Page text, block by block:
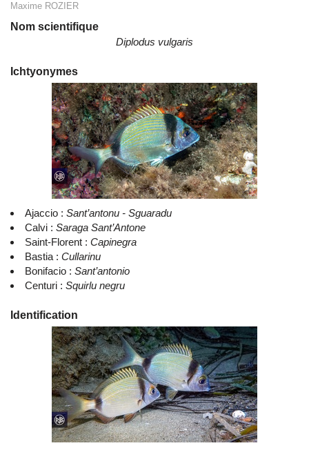
Maxime ROZIER
Nom scientifique
Diplodus vulgaris
Ichtyonymes
Ajaccio : Sant’antonu - Sguaradu
Calvi : Saraga Sant’Antone
Saint-Florent : Capinegra
Bastia : Cullarinu
Bonifacio : Sant’antonio
Centuri : Squirlu negru
Identification